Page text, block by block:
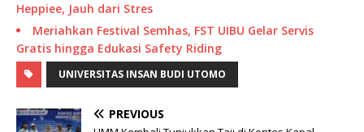
Heppiee, Jauh dari Stres
Meriahkan Festival Semhas, FST UIBU Gelar Servis
Gratis hingga Edukasi Safety Riding
UNIVERSITAS INSAN BUDI UTOMO
PREVIOUS